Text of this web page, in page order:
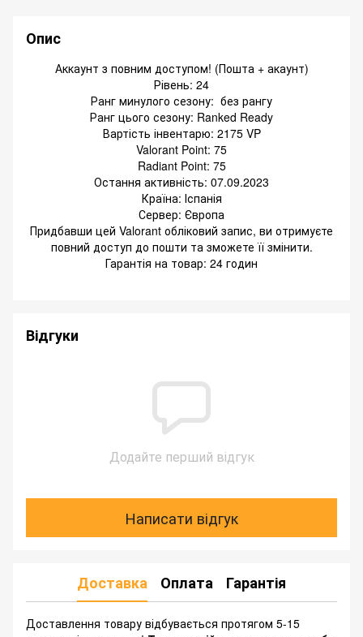
Опис
Аккаунт з повним доступом! (Пошта + акаунт)
Рівень: 24
Ранг минулого сезону: без рангу
Ранг цього сезону: Ranked Ready
Вартість інвентарю: 2175 VP
Valorant Point: 75
Radiant Point: 75
Остання активність: 07.09.2023
Країна: Іспанія
Сервер: Європа
Придбавши цей Valorant обліковий запис, ви отримуєте
повний доступ до пошти та зможете її змінити.
Гарантія на товар: 24 годин
Відгуки
Додайте перший відгук
Написати відгук
Доставка Оплата Гарантія
Доставлення товару відбувається протягом 5-15